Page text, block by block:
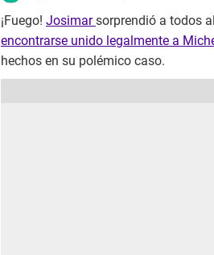
¡Fuego! Josimarsorprendió a todos al
encontrarse unido legalmente a
hechos en su polémico caso.